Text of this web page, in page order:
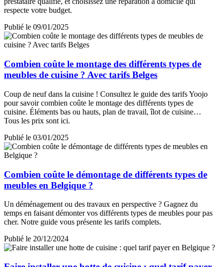
respecte votre budget.
Publié le 09/01/2025
Combien coûte le montage des différents types de
meubles de cuisine ? Avec tarifs Belges
Coup de neuf dans la cuisine ! Consultez le guide des tarifs Yoojo
pour savoir combien coûte le montage des différents types de
cuisine. Éléments bas ou hauts, plan de travail, îlot de cuisine…
Tous les prix sont ici.
Publié le 03/01/2025
Combien coûte le démontage de différents types de
meubles en Belgique ?
Un déménagement ou des travaux en perspective ? Gagnez du
temps en faisant démonter vos différents types de meubles pour pas
cher. Notre guide vous présente les tarifs complets.
Publié le 20/12/2024